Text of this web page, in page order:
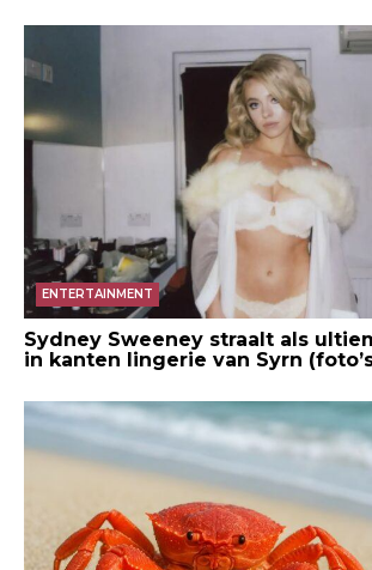
ENTERTAINMENT
Sydney Sweeney straalt als
in kanten lingerie van Syrn